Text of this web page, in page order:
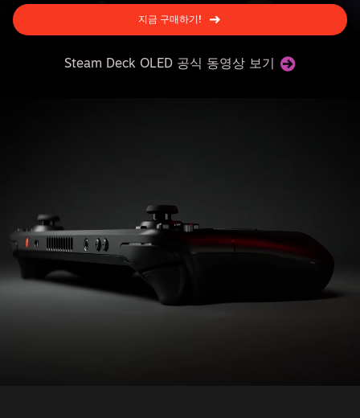
지금 구매하기
지금 구매하기!
Steam Deck OLED 공식 동영상 보기